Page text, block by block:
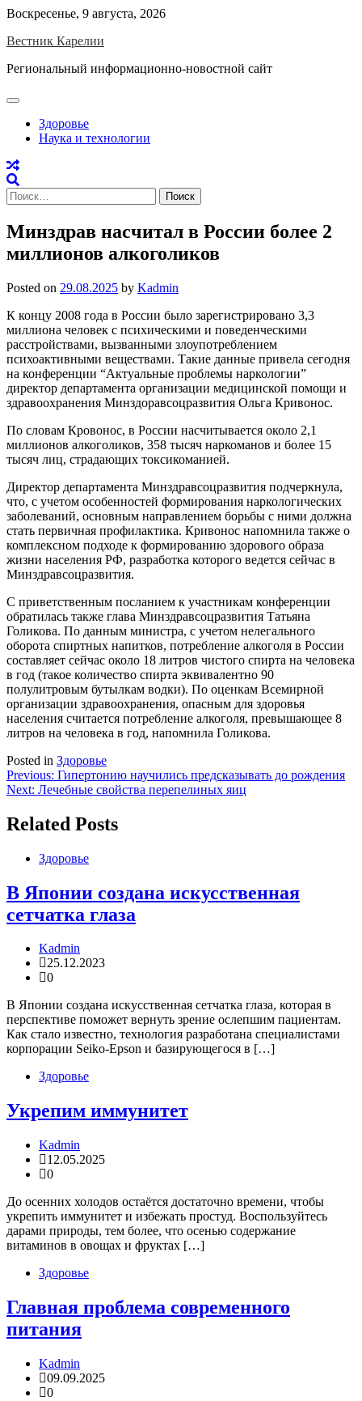
Skip
content
Воскресенье, 9 августа, 2026
Вестник Карелии
Региональный информационно-новостной сайт
Здоровье
Наука и технологии
Найти:
Минздрав насчитал в России более 2
миллионов алкоголиков
Posted on 29.08.2025 by Kadmin
К концу 2008 года в России было зарегистрировано 3,3
миллиона человек с психическими и поведенческими
расстройствами, вызванными злоупотреблением
психоактивными веществами. Такие данные привела сегодня
на конференции “Актуальные проблемы наркологии”
директор департамента организации медицинской помощи и
здравоохранения Минздоравсоцразвития Ольга Кривонос.
По словам Кровонос, в России насчитывается около 2,1
миллионов алкоголиков, 358 тысяч наркоманов и более 15
тысяч лиц, страдающих токсикоманией.
Директор департамента Минздравсоцразвития подчеркнула,
что, с учетом особенностей формирования наркологических
заболеваний, основным направлением борьбы с ними должна
стать первичная профилактика. Кривонос напомнила также о
комплексном подходе к формированию здорового образа
жизни населения РФ, разработка которого ведется сейчас в
Минздравсоцразвития.
С приветственным посланием к участникам конференции
обратилась также глава Минздравсоцразвития Татьяна
Голикова. По данным министра, с учетом нелегального
оборота спиртных напитков, потребление алкоголя в России
составляет сейчас около 18 литров чистого спирта на человека
в год (такое количество спирта эквивалентно 90
полулитровым бутылкам водки). По оценкам Всемирной
организации здравоохранения, опасным для здоровья
населения считается потребление алкоголя, превышающее 8
литров на человека в год, напомнила Голикова.
Posted in Здоровье
Навигация
по
записям
Previous: Гипертонию научились предсказывать до рождения
Next: Лечебные свойства перепелиных яиц
Related Posts
Здоровье
В Японии создана искусственная
сетчатка глаза
Kadmin
25.12.2023
0
В Японии создана искусственная сетчатка глаза, которая в
перспективе поможет вернуть зрение ослепшим пациентам.
Как стало известно, технология разработана специалистами
корпорации Seiko-Epson и базирующегося в […]
Здоровье
Укрепим иммунитет
Kadmin
12.05.2025
0
До осенних холодов остаётся достаточно времени, чтобы
укрепить иммунитет и избежать простуд. Воспользуйтесь
дарами природы, тем более, что осенью содержание
витаминов в овощах и фруктах […]
Здоровье
Главная проблема современного
питания
Kadmin
09.09.2025
0